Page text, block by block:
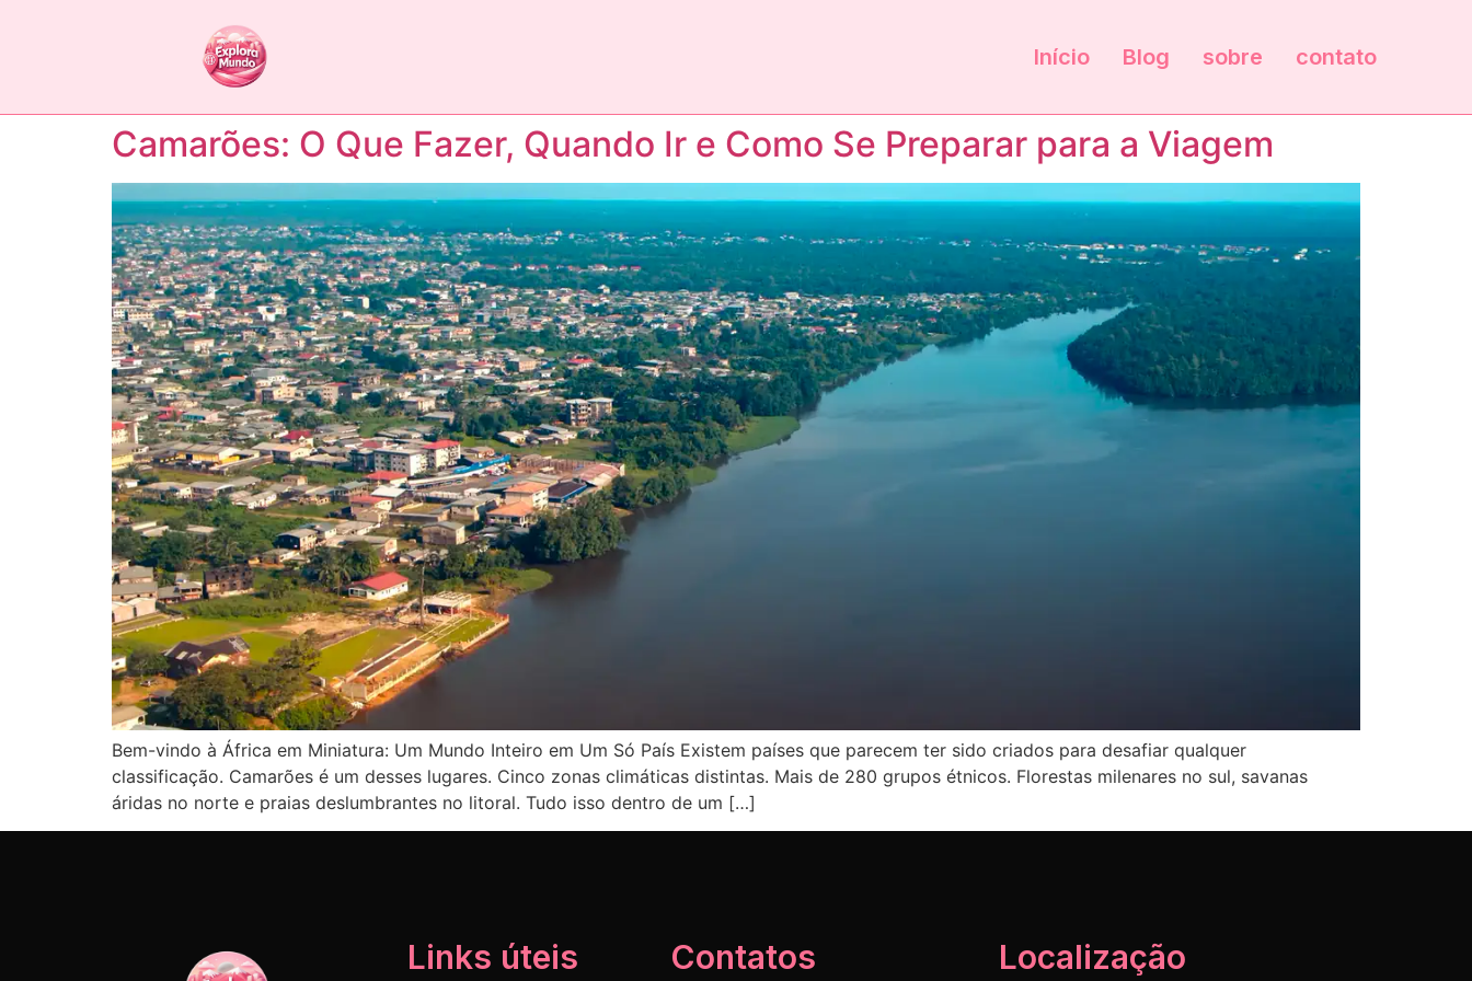
Início Blog sobre contato
Camarões: O Que Fazer, Quando Ir e Como Se Preparar para a Viagem
Bem-vindo à África em Miniatura: Um Mundo Inteiro em Um Só País Existem países que parecem ter sido criados para desafiar qualquer
classificação. Camarões é um desses lugares. Cinco zonas climáticas distintas. Mais de 280 grupos étnicos. Florestas milenares no sul, savanas
áridas no norte e praias deslumbrantes no litoral. Tudo isso dentro de um […]
Links úteis Contatos Localização